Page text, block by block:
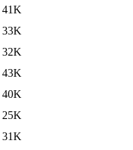
41K
33K
32K
43K
40K
25K
31K